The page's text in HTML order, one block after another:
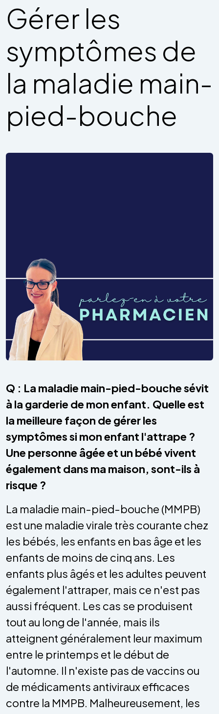
Gérer les
symptômes de
la maladie main-
pied-bouche
Q : La maladie main-pied-bouche sévit
à la garderie de mon enfant. Quelle est
la meilleure façon de gérer les
symptômes si mon enfant l'attrape ?
Une personne âgée et un bébé vivent
également dans ma maison, sont-ils à
risque ?
La maladie main-pied-bouche (MMPB)
est une maladie virale très courante chez
les bébés, les enfants en bas âge et les
enfants de moins de cinq ans. Les
enfants plus âgés et les adultes peuvent
également l'attraper, mais ce n'est pas
aussi fréquent. Les cas se produisent
tout au long de l'année, mais ils
atteignent généralement leur maximum
entre le printemps et le début de
l'automne. Il n'existe pas de vaccins ou
de médicaments antiviraux efficaces
contre la MMPB. Malheureusement, les